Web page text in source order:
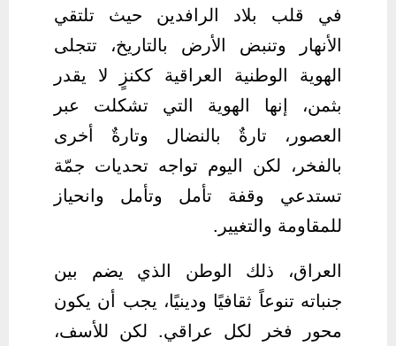
في قلب بلاد الرافدين حيث تلتقي
الأنهار وتنبض الأرض بالتاريخ، تتجلى
الهوية الوطنية العراقية ككنزٍ لا يقدر
بثمن، إنها الهوية التي تشكلت عبر
العصور، تارةٌ بالنضال وتارةٌ أخرى
بالفخر، لكن اليوم تواجه تحديات جمّة
تستدعي وقفة تأمل وتأمل وانحياز
للمقاومة والتغيير.
العراق، ذلك الوطن الذي يضم بين
جنباته تنوعاً ثقافيًا ودينيًا، يجب أن يكون
محور فخر لكل عراقي. لكن للأسف،